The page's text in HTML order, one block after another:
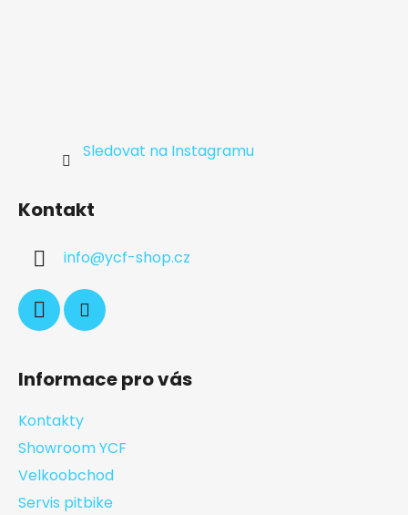
Sledovat na Instagramu
Kontakt
info@ycf-shop.cz
Informace pro vás
Kontakty
Showroom YCF
Velkoobchod
Servis pitbike